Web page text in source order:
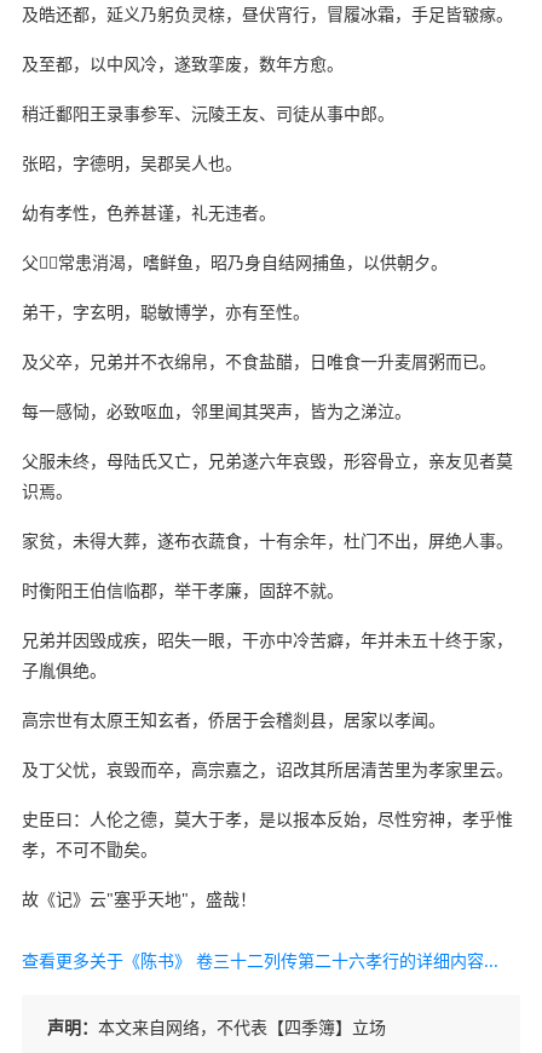
及皓还都，延义乃躬负灵榇，昼伏宵行，冒履冰霜，手足皆皲瘃。
及至都，以中风冷，遂致挛废，数年方愈。
稍迁鄱阳王录事参军、沅陵王友、司徒从事中郎。
张昭，字德明，吴郡吴人也。
幼有孝性，色养甚谨，礼无违者。
父，常患消渴，嗜鲜鱼，昭乃身自结网捕鱼，以供朝夕。
弟干，字玄明，聪敏博学，亦有至性。
及父卒，兄弟并不衣绵帛，不食盐醋，日唯食一升麦屑粥而已。
每一感恸，必致呕血，邻里闻其哭声，皆为之涕泣。
父服未终，母陆氏又亡，兄弟遂六年哀毁，形容骨立，亲友见者莫
识焉。
家贫，未得大葬，遂布衣蔬食，十有余年，杜门不出，屏绝人事。
时衡阳王伯信临郡，举干孝廉，固辞不就。
兄弟并因毁成疾，昭失一眼，干亦中冷苦癖，年并未五十终于家，
子胤俱绝。
高宗世有太原王知玄者，侨居于会稽剡县，居家以孝闻。
及丁父忧，哀毁而卒，高宗嘉之，诏改其所居清苦里为孝家里云。
史臣曰：人伦之德，莫大于孝，是以报本反始，尽性穷神，孝乎惟
孝，不可不勖矣。
故《记》云"塞乎天地"，盛哉！
查看更多关于《陈书》 卷三十二列传第二十六孝行的详细内容...
声明： 本文来自网络，不代表【四季簿】立场